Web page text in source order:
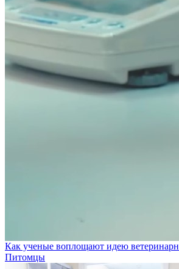
Как ученые воплощают идею
Питомцы